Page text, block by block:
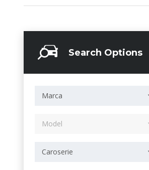
Search Options
Marca
Model
Caroserie